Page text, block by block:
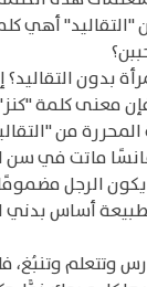
"التقاليد" أهي
بدون
معنى كلمة
المحررة من
عانسًا ماتت في
الرجل
أساس بدني
وتتعلم